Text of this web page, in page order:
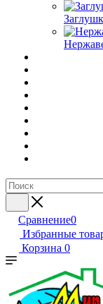
Сравнение0
Избранные
Корзина 0